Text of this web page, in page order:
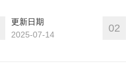
6344-1996软质泡沫聚合物材
聚合材料硬度的测定(压陷法)
品的压缩性能试验等
更新日期
2025-07-14
02